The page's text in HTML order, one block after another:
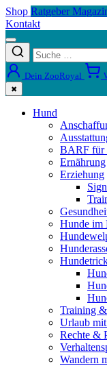
Shop Ratgeber
Kontakt
Dein ZooRoyal
✖
Hund
BARF für
Ernährung
Erziehung
Hunde im
Training
Urlaub
Rechte &
Wandern